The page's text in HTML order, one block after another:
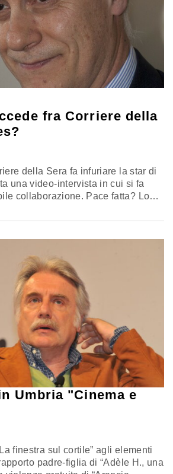
fra Corriere della
della Sera fa infuriare la star di
una video-intervista in cui si fa
collaborazione. Pace fatta? Lo
di monetizzare…
Umbria "Cinema e
finestra sul cortile” agli elementi
padre-figlia di “Adèle H., una